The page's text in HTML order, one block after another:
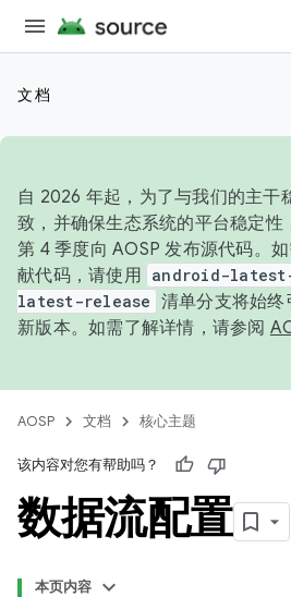
文档
自 2026 年起，为了与我们的主干
致，并确保生态系统的平台稳定性
第 4 季度向 AOSP 发布源代码。
献代码，请使用 android-
latest-release 清单分支将始终
新版本。如需了解详情，请参阅
AOSP 文档 核心主题
该内容对您有帮助吗？
数据流配置
本页内容